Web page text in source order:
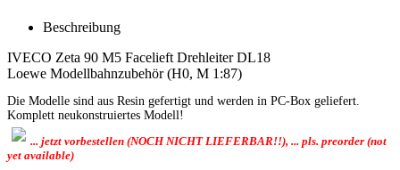
Beschreibung
IVECO Zeta 90 M5 Facelieft Drehleiter DL18
Loewe Modellbahnzubehör (H0, M 1:87)
Die Modelle sind aus Resin gefertigt und werden in PC-Box geliefert.
Komplett neukonstruiertes Modell!
... jetzt vorbestellen (NOCH NICHT LIEFERBAR!!), ... pls. preorder (not
yet available)